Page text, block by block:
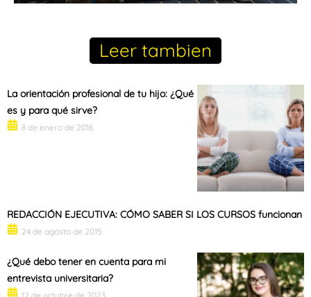
Leer tambien
La orientación profesional de tu hijo: ¿Qué
es y para qué sirve?
8 de enero de 2016
REDACCIÓN EJECUTIVA: CÓMO SABER SI LOS CURSOS funcionan
24 de agosto de 2015
¿Qué debo tener en cuenta para mi
entrevista universitaria?